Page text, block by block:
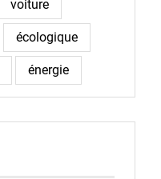
voiture
écologique
énergie